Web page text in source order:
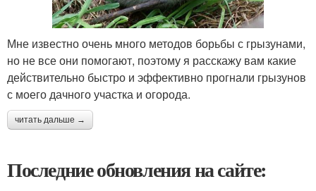
Мне известно очень много методов борьбы с грызунами,
но не все они помогают, поэтому я расскажу вам какие
действительно быстро и эффективно прогнали грызунов
с моего дачного участка и огорода.
читать дальше →
Последние обновления на сайте: